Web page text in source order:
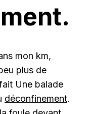
mon km,
plus de
Une balade
déconfinement.